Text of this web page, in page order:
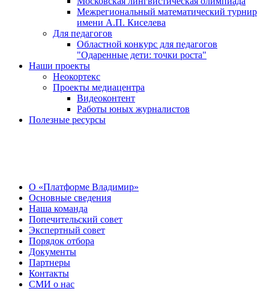
Межрегиональный математический турнир
имени А.П. Киселева
Для педагогов
Областной конкурс для педагогов
"Одаренные дети: точки роста"
Наши проекты
Неокортекс
Проекты медиацентра
Видеоконтент
Работы юных журналистов
Полезные ресурсы
О «Платформе Владимир»
Основные сведения
Наша команда
Попечительский совет
Экспертный совет
Порядок отбора
Документы
Партнеры
Контакты
СМИ о нас